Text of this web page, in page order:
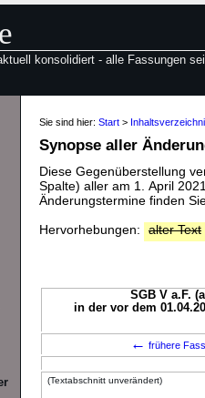
konsolidiert - alle Fassungen
Sie sind hier: Start >
Synopse aller
Diese Gegenüberstellung
Spalte) aller am 1. April
Änderungstermine finden
Hervorhebungen:
alter Text
SGB V a.F.
in der vor dem
← frühere
(Textabschnitt unverändert)